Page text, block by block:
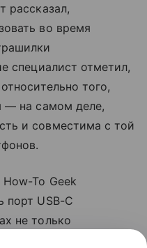
рассказал,
во время
специалист отметил,
того,
— на самом деле,
и совместима с той
To Geek
порт USB-C
не только